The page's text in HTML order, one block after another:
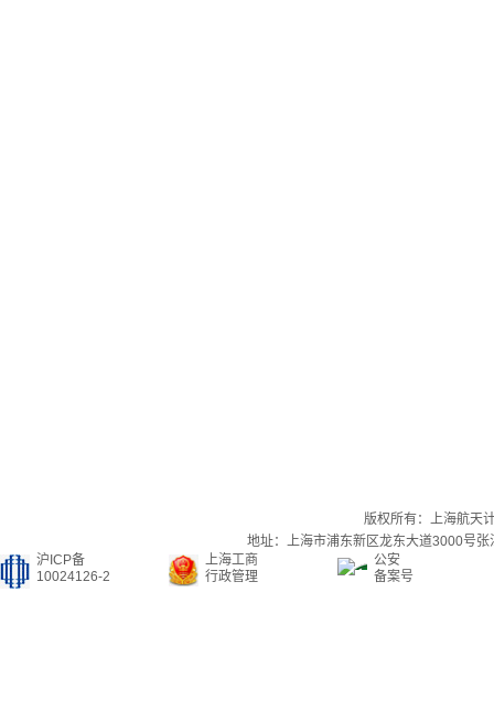
版权所有：上海航天
地址：上海市浦东新区龙东大道3000号
沪ICP备
10024126-2
上海工商
行政管理
公安
备案号